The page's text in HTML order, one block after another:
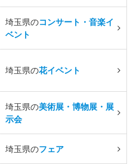
埼玉県のコンサート・音楽イ
ベント
埼玉県の花イベント
埼玉県の美術展・博物展・展
示会
埼玉県のフェア